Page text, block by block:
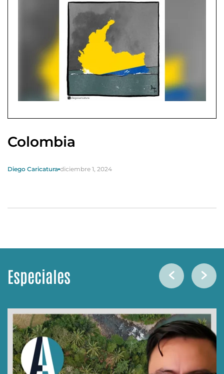
Colombia
Diego Caricatura diciembre 1, 2024
Especiales